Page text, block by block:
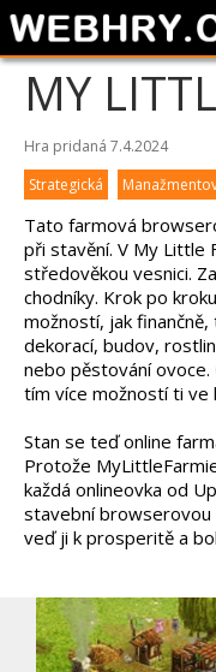
MY
Hra pridaná 7.4.2024
Strategická
Tato farmová
při stavění. V My Little
středověkou vesnici.
chodníky. Krok po
možností, jak
dekorací, budov,
nebo pěstování ovoce.
tím více možností ti ve
Stan se teď online
Protože
každá onlineovka od
stavební browserovou
veď ji k prosperitě a